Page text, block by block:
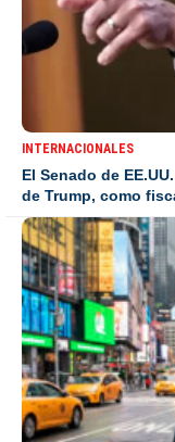
INTERNACIONALES
El Senado de
de Trump, como